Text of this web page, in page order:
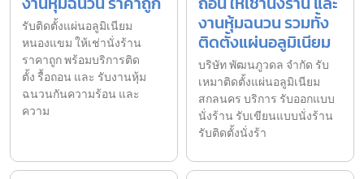
รับติดตั้งแผ่นอลูมิเนียม
หนองแขม ให้เช่านั่งร้าน
ราคาถูก พร้อมบริการติด
ตั้ง รื้อถอน และ รับงานหุ้ม
ฉนวนกันความร้อน และ
ความ
งานหุ้มฉนวน รวมทั้ง
ติดตั้งแผ่นอลูมิเนียม
บริษัท พัฒนภูวดล จำกัด รับ
เหมาติดตั้งแผ่นอลูมิเนียม
สกลนคร บริการ รับออกแบบ
นั่งร้าน รับเขียนแบบนั่งร้าน
รับติดตั้งนั่งร้า